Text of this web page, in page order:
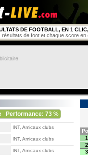
DE FOOTBALL, EN 1
de foot et chaque score en
Performance: 73 %
INT, Amicaux clubs
INT, Amicaux clubs
INT, Amicaux clubs
1
2
3